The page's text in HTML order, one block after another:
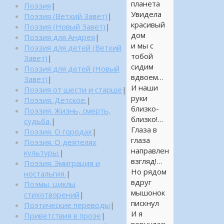
планета
Увидела
красивый
дом
и мы с
тобой
сидим
вдвоем…
И наши
руки
близко-
близко!…
Глаза в
глаза
направлен
взгляд!…
Но рядом
вдруг
мышонок
пискнул
И я
Поэзия |
Поэзия (Ветхий Завет) |
Поэзия (Новый Завет) |
Поэзия для Андрея |
Поэзия для детей (Ветхий
Завет) |
Поэзия для детей (Новый
Завет) |
Поэзия от шести и старше |
Поэзия. Детское. |
Поэзия. Жизнь, смерть,
судьба. |
Поэзия. О городах |
Поэзия. О деятелях
культуры. |
Поэзия. Эмиграция и
ностальгия. |
Поэмы, циклы
стихотворений |
Поэтические переводы |
Приветствия в прозе |